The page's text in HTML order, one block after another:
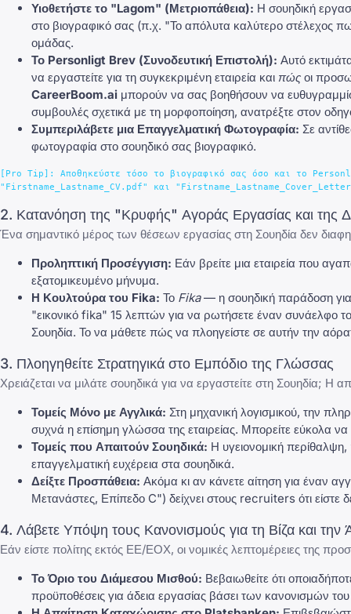
Υιοθετήστε το "Lagom" (Μετριοπάθεια): Η σουηδική
στο βιογραφικό σας (π.χ. "Το απόλυτα καλύτερο στέλεχος
ομάδας.
Το Personligt Brev (Συνοδευτική Επιστολή): Αυτό
να εργαστείτε για τη συγκεκριμένη εταιρεία και πώς οι
CareerBoom.ai μπορούν να σας βοηθήσουν να
συμβουλές σχετικά με τη μορφοποίηση, ανατρέξτε στον
Συμπεριλάβετε μια Επαγγελματική Φωτογραφία: Σε
φωτογραφία στο σουηδικό σας βιογραφικό.
[Pro Tip]: Αποθηκεύστε τόσο το βιογραφικό σας όσο και το
2. Κατανόηση της "Κρυφής" Αγοράς Εργασίας και της
Ένα σημαντικό μέρος των θέσεων εργασίας στη Σουηδία δεν
Προληπτική Προσέγγιση: Εάν βρείτε μια εταιρεία που
εξατομικευμένο μήνυμα.
Η Κουλτούρα του Fika: Το Fika— η σουηδική παράδοση για
"εικονικό fika" 15 λεπτών για να ρωτήσετε έναν συνάελφο
Σουηδία. Το να μάθετε πώς να πλοηγείστε σε αυτήν την
3. Πλοηγηθείτε Στρατηγικά στο Εμπόδιο της Γλώσσας
Χρειάζεται να μιλάτε σουηδικά για να εργαστείτε στη Σουηδία;
Τομείς Μόνο με Αγγλικά: Στη μηχανική λογισμικού, την
συχνά η επίσημη γλώσσα της εταιρείας. Μπορείτε εύκολα να
Τομείς που Απαιτούν Σουηδικά: Η υγειονομική περίθαλψη,
επαγγελματική ευχέρεια στα σουηδικά.
Δείξτε Προσπάθεια: Ακόμα κι αν κάνετε αίτηση για έναν
Μετανάστες, Επίπεδο C") δείχνει στους recruiters ότι είστε
4. Λάβετε Υπόψη τους Κανονισμούς για τη Βίζα και την
Εάν είστε πολίτης εκτός ΕΕ/ΕΟΧ, οι νομικές λεπτομέρειες της
Το Όριο του Διάμεσου Μισθού: Βεβαιωθείτε ότι
προϋποθέσεις για άδεια εργασίας βάσει των κανονισμών